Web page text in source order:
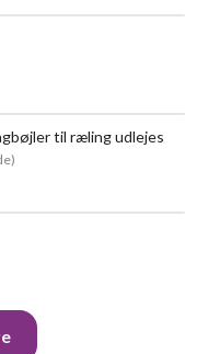
til ræling udlejes
)